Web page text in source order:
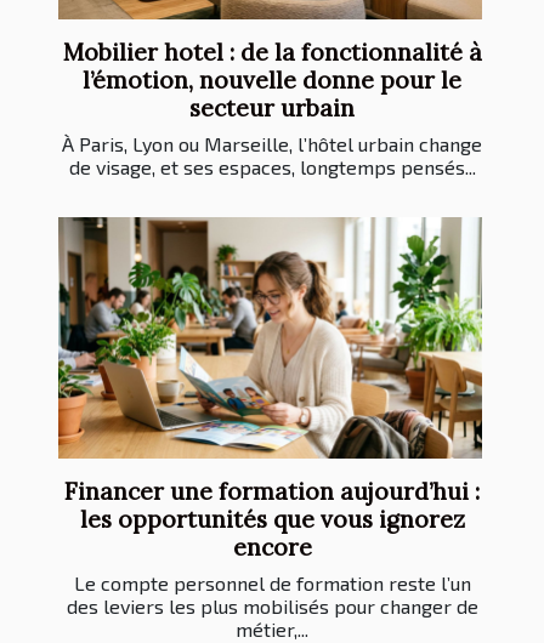
Mobilier hotel : de la fonctionnalité à
l’émotion, nouvelle donne pour le
secteur urbain
À Paris, Lyon ou Marseille, l’hôtel urbain change
de visage, et ses espaces, longtemps pensés...
Financer une formation aujourd’hui :
les opportunités que vous ignorez
encore
Le compte personnel de formation reste l’un
des leviers les plus mobilisés pour changer de
métier,...